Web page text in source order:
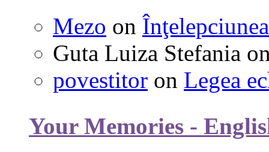
Mezo on Înţelepciunea
Guta Luiza Stefania
povestitor on Legea
Your Memories -